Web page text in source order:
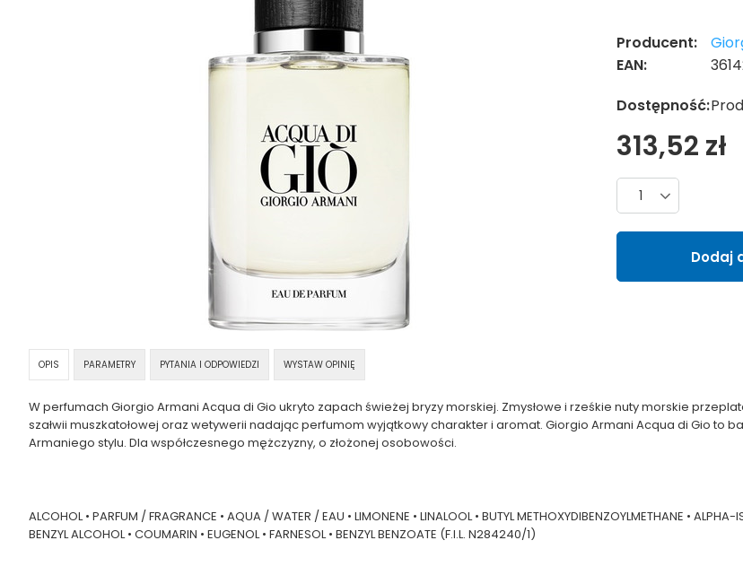
Producent:
EAN:
Dostępność:
313,52 zł
Liczba produktów
Dodaj
OPIS PARAMETRY PYTANIA I ODPOWIEDZI WYSTAW OPINIĘ
W perfumach Giorgio Armani Acqua di Gio ukryto zapach świeżej bryzy morskiej. Zmysłowe i rześkie nuty morskie
szałwii muszkatołowej oraz wetywerii nadając perfumom wyjątkowy charakter i aromat. Giorgio Armani Acqua di Gio to
Armaniego stylu. Dla współczesnego mężczyzny, o złożonej osobowości.
ALCOHOL • PARFUM / FRAGRANCE • AQUA / WATER / EAU • LIMONENE • LINALOOL • BUTYL METHOXYDIBENZOYLMETHANE • ALPHA-
BENZYL ALCOHOL • COUMARIN • EUGENOL • FARNESOL • BENZYL BENZOATE (F.I.L. N284240/1)